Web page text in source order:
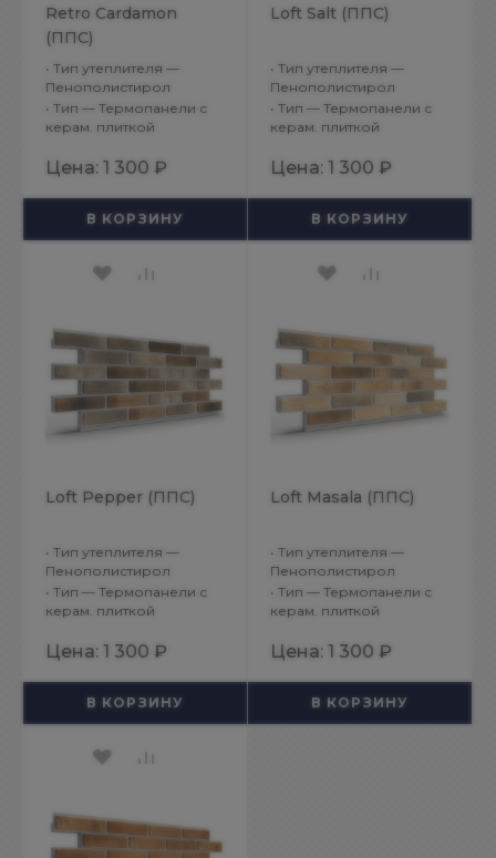
Retro Cardamon
(ППС)
• Тип утеплителя —
Пенополистирол
• Тип — Термопанели с
керам. плиткой
Цена: 1 300 ₽
В КОРЗИНУ
Loft Salt (ППС)
• Тип утеплителя —
Пенополистирол
• Тип — Термопанели с
керам. плиткой
Цена: 1 300 ₽
В КОРЗИНУ
Loft Pepper (ППС)
• Тип утеплителя —
Пенополистирол
• Тип — Термопанели с
керам. плиткой
Цена: 1 300 ₽
В КОРЗИНУ
Loft Masala (ППС)
• Тип утеплителя —
Пенополистирол
• Тип — Термопанели с
керам. плиткой
Цена: 1 300 ₽
В КОРЗИНУ